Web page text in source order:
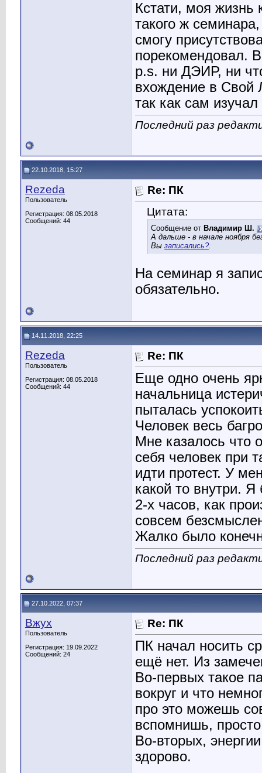
Кстати, моя жизнь
такого ж
смогу
порекомендовал.
p.s. ни ДЭИР, ни
вхождение в Свой
так как сам
Последний раз
22.10.2018, 15:27
Rezeda
Пользователь
Регистрация: 08.05.2018
Сообщений: 44
Re: ПК
Цитата:
Сообщение от Владимир Ш.
А дальше - в начале ноября
Вы записались?.
На семинар я
обязательно.
14.11.2018, 22:25
Rezeda
Пользователь
Регистрация: 08.05.2018
Сообщений: 44
Re: ПК
Еще одно очень
начальница
пыталась
Человек весь
Мне казалось что
себя человек при
идти протест. У
какой то внутри.
2-х часов, как
совсем
Жалко было
Последний раз
27.10.2022, 07:37
Вжух
Пользователь
Регистрация: 19.09.2022
Сообщений: 24
Re: ПК
ПК начал носить
ещё нет. Из
Во-первых такое
вокруг и что
про это можешь
вспомнишь,
Во-вторых,
здорово.